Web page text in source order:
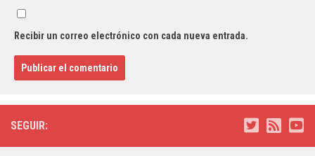
Recibir un correo electrónico con cada nueva entrada.
SEGUIR: